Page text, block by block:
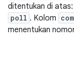
ditentukan di atas:
poll . Kolom
menentukan